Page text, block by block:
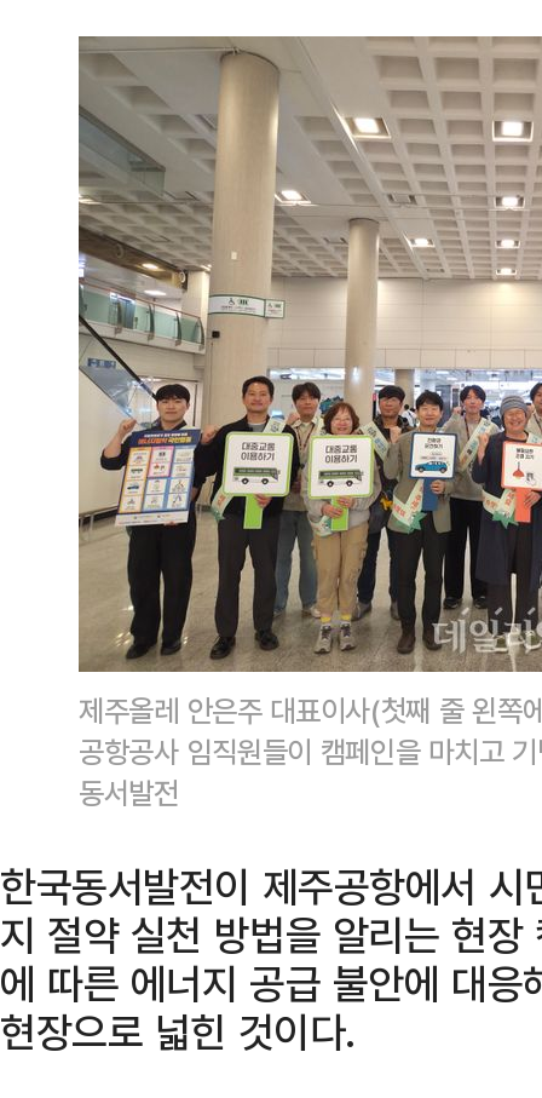
제주올레 안은주 대표이사(첫째 줄 왼쪽
공항공사 임직원들이 캠페인을 마치고
동서발전
한국동서발전이 제주공항에서
지 절약 실천 방법을 알리는 현
에 따른 에너지 공급 불안에 대
현장으로 넓힌 것이다.